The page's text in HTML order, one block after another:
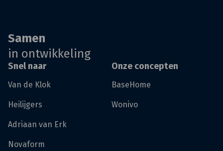
Samen
in ontwikkeling
Snel naar
Van de Klok
Heilijgers
Adriaan van Erk
Novaform
Onze concepten
BaseHome
Wonivo